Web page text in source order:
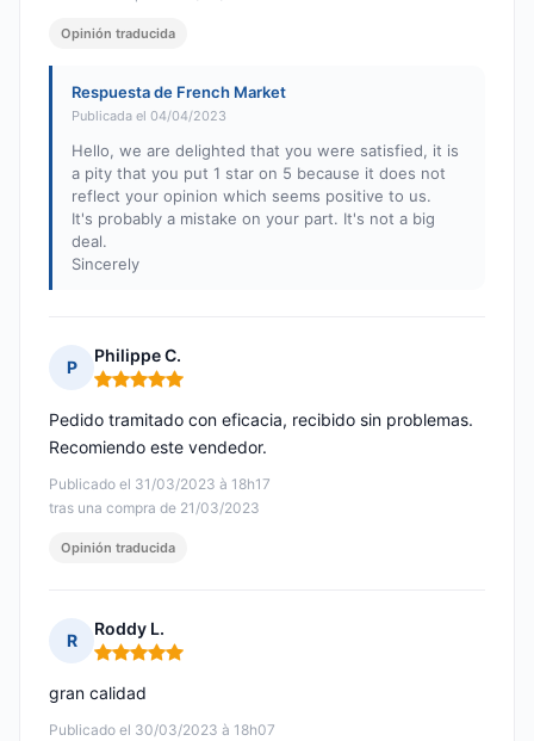
Opinión traducida
Respuesta de French Market
Publicada el 04/04/2023
Hello, we are delighted that you were satisfied, it is
a pity that you put 1 star on 5 because it does not
reflect your opinion which seems positive to us.
It's probably a mistake on your part. It's not a big
deal.
Sincerely
P
Philippe C.
Nota: 5 de 5
Publicado el 31/03/2023 à 18h17
tras una compra de 21/03/2023
Pedido tramitado con eficacia, recibido sin problemas.
Recomiendo este vendedor.
Opinión traducida
R
Roddy L.
Nota: 5 de 5
Publicado el 30/03/2023 à 18h07
gran calidad